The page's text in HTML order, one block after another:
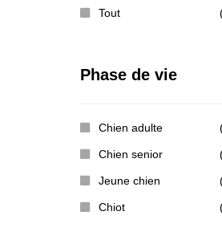
Tout
Phase de vie
Chien adulte
Chien senior
Jeune chien
Chiot